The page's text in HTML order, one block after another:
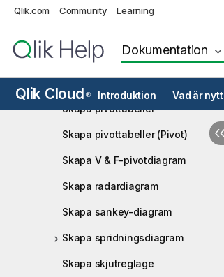
Qlik.com Community Learning
Dokumentation
Qlik Cloud ® Introduktion Vad är nytt
Skapa navigeringsmenyer
Skapa NL insights
Skapa pivottabeller
Skapa pivottabeller (Pivot)
Skapa V & F-pivotdiagram
Skapa radardiagram
Skapa sankey-diagram
Skapa spridningsdiagram
Skapa skjutreglage